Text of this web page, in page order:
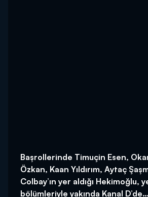
Başrollerinde Timuçin Esen,
Özkan, Kaan Yıldırım, Aytaç
Colbay’ın yer aldığı Hekimoğlu,
bölümleriyle yakında Kanal D’de…